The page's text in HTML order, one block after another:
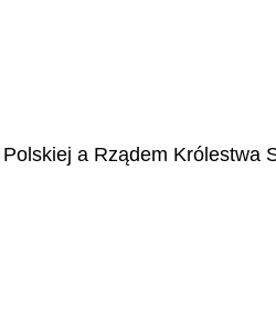
a Rządem Królestwa